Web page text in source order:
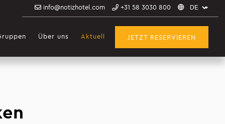
info@notizhotel.com +31 58 3030 800
Über uns Aktuell JETZT RESERVIEREN